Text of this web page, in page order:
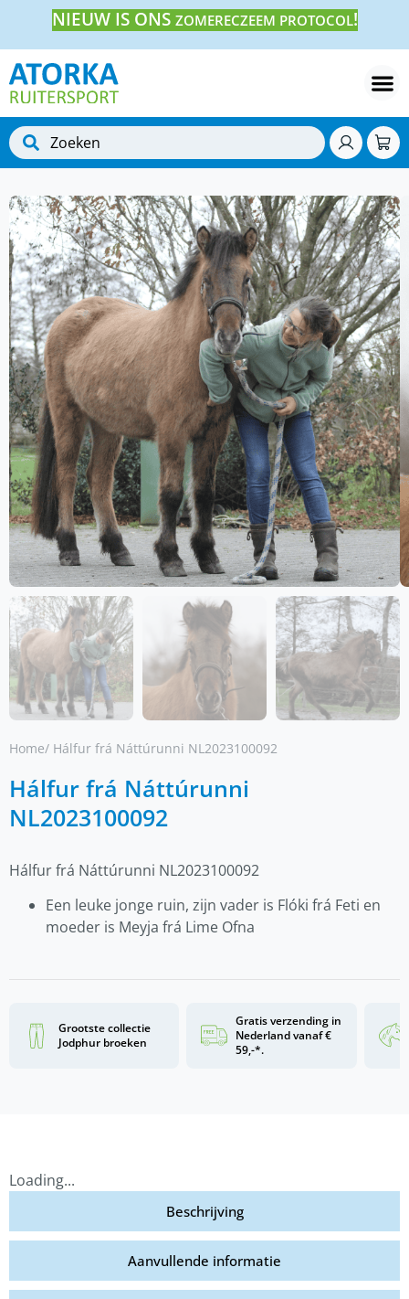
NIEUW IS ONS ZOMERECZEEM PROTOCOL!
Home/ Hálfur frá Náttúrunni NL2023100092
Hálfur frá Náttúrunni
NL2023100092
Hálfur frá Náttúrunni NL2023100092
Een leuke jonge ruin, zijn vader is Flóki frá Feti en
moeder is Meyja frá Lime Ofna
Grootste collectie
Jodphur broeken
Gratis verzending in
Nederland vanaf €
59,-*.
Loading...
Beschrijving
Aanvullende informatie